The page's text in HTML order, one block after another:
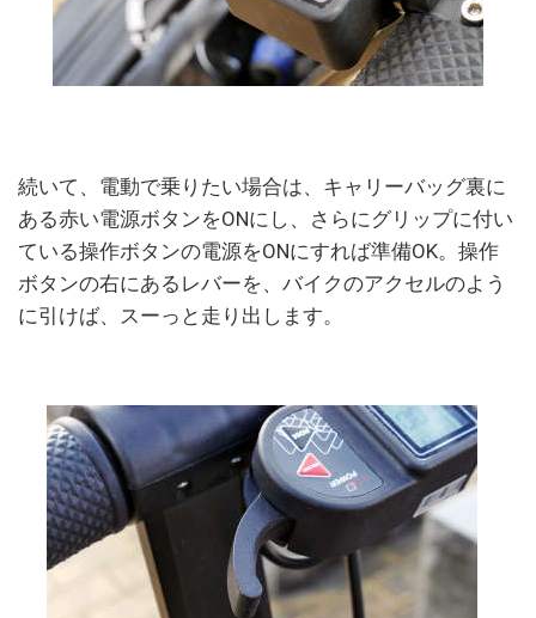
続いて、電動で乗りたい場合は、キャリーバッグ裏に
ある赤い電源ボタンをONにし、さらにグリップに付い
ている操作ボタンの電源をONにすれば準備OK。操作
ボタンの右にあるレバーを、バイクのアクセルのよう
に引けば、スーっと走り出します。